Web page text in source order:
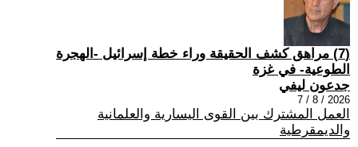
(7) مراهق كشف الحقيقة وراء خطة إسرائيل -الهجرة
الطوعية- في غزة
جدعون ليفي
2026 / 8 / 7
العمل المشترك بين القوى اليسارية والعلمانية
والديمقرطية